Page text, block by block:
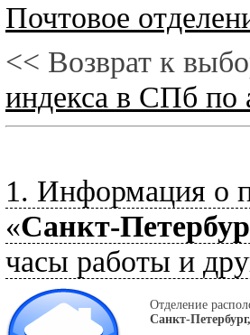
Почтовое
<< Возврат к
индекса в СПб по
1. Информация о
«Санкт-
часы работы и
Отделение
Санкт-